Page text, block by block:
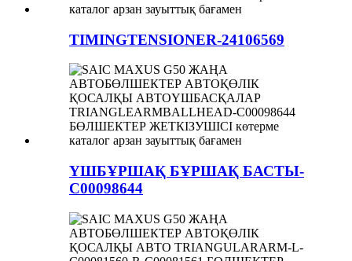
TIMINGTENSIONER-24106569
ҮШБҰРШАҚ БҰРШАҚ БАСТЫ-
C00098644